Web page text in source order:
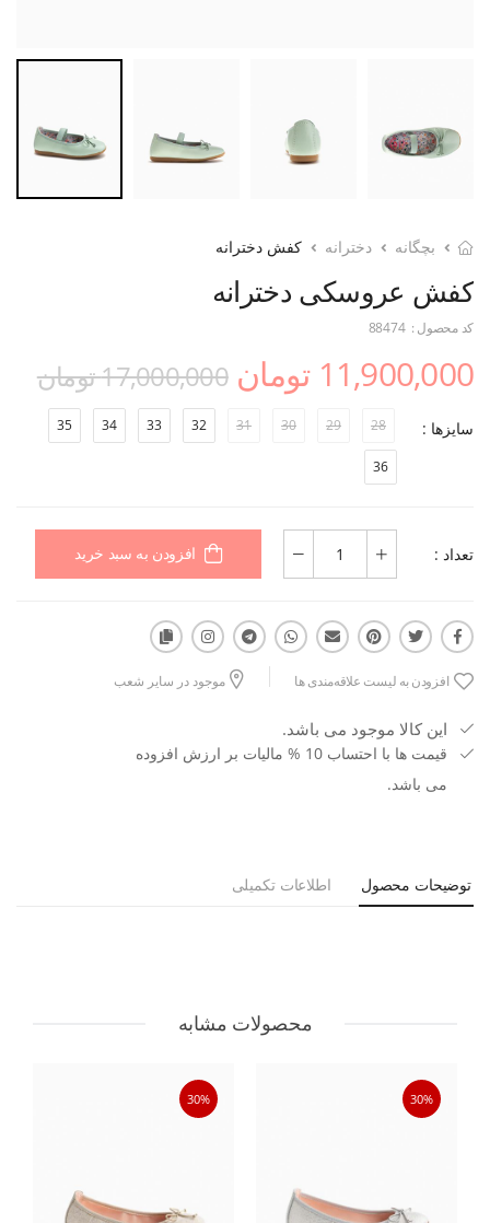
بچگانه دخترانه کفش دخترانه
کفش عروسکی دخترانه
کد محصول : 88474
11,900,000 تومان 17,000,000 تومان
سایزها : 28
29
30
31
32
33
34
35
36
تعداد : افزودن به سبد خرید
افزودن به لیست علاقه‌مندی ها موجود در سایر شعب
این کالا موجود می باشد.
قیمت ها با احتساب 10 % مالیات بر ارزش افزوده
می باشد.
توضیحات محصول اطلاعات تکمیلی
محصولات مشابه
30%
30%